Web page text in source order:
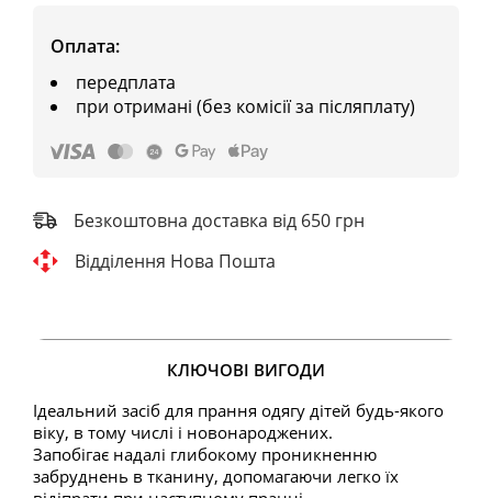
Оплата:
передплата
при отримані (без комісії за післяплату)
Безкоштовна доставка від 650 грн
Відділення Нова Пошта
КЛЮЧОВІ ВИГОДИ
Ідеальний засіб для прання одягу дітей будь-якого
віку, в тому числі і новонароджених.
Запобігає надалі глибокому проникненню
забруднень в тканину, допомагаючи легко їх